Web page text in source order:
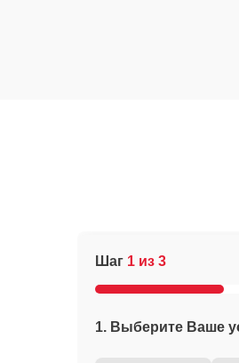
Шаг 1 из 3
1. Выберите Ваше